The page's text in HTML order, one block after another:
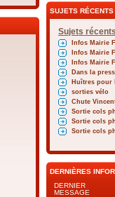
SUJETS RÉCENTS
Sujets
Infos Mairie
Infos Mairie
Infos Mairie
Dans la
Huîtres pour
sorties vélo
Chute
Sortie cols
Sortie cols
Sortie cols
DERNIÈRES
DERNIER
MESSAGE